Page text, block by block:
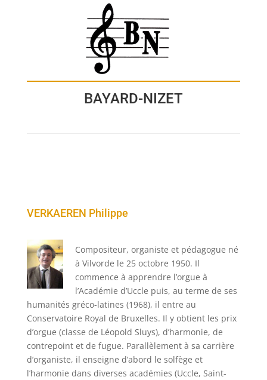
BAYARD-NIZET
VERKAEREN Philippe
Compositeur, organiste et pédagogue né
à Vilvorde le 25 octobre 1950. Il
commence à apprendre l’orgue à
l’Académie d’Uccle puis, au terme de ses
humanités gréco-latines (1968), il entre au
Conservatoire Royal de Bruxelles. Il y obtient les prix
d’orgue (classe de Léopold Sluys), d’harmonie, de
contrepoint et de fugue. Parallèlement à sa carrière
d’organiste, il enseigne d’abord le solfège et
l’harmonie dans diverses académies (Uccle, Saint-